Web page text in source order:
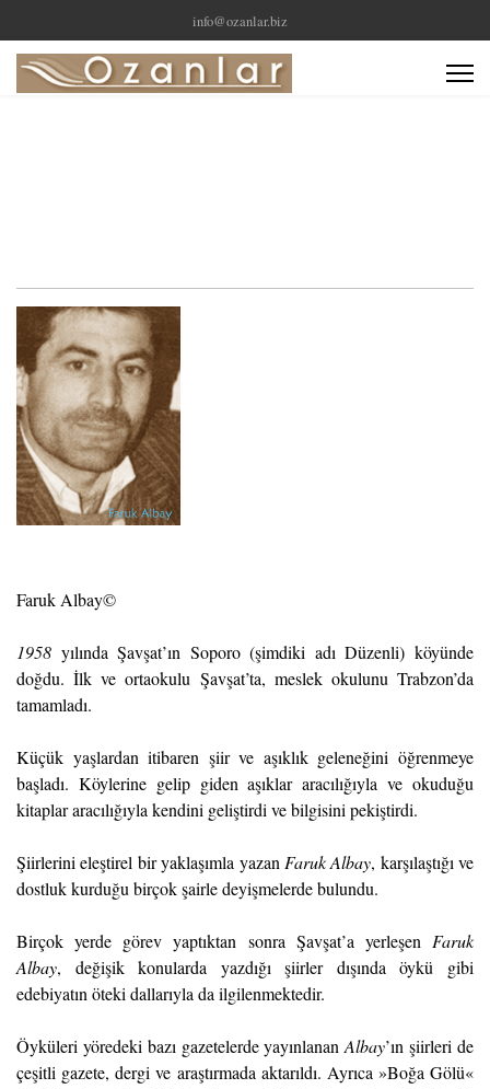
info@ozanlar.biz
Faruk Albay©
1958 yılında Şavşat’ın Soporo (şimdiki adı Düzenli) köyünde
doğdu. İlk ve ortaokulu Şavşat’ta, meslek okulunu Trabzon’da
tamamladı.
Küçük yaşlardan itibaren şiir ve aşıklık geleneğini öğrenmeye
başladı. Köylerine gelip giden aşıklar aracılığıyla ve okuduğu
kitaplar aracılığıyla kendini geliştirdi ve bilgisini pekiştirdi.
Şiirlerini eleştirel bir yaklaşımla yazan Faruk Albay, karşılaştığı ve
dostluk kurduğu birçok şairle deyişmelerde bulundu.
Birçok yerde görev yaptıktan sonra Şavşat’a yerleşen Faruk
Albay, değişik konularda yazdığı şiirler dışında öykü gibi
edebiyatın öteki dallarıyla da ilgilenmektedir.
Öyküleri yöredeki bazı gazetelerde yayınlananAlbay’ın şiirleri de
çeşitli gazete, dergi ve araştırmada aktarıldı. Ayrıca »Boğa Gölü«